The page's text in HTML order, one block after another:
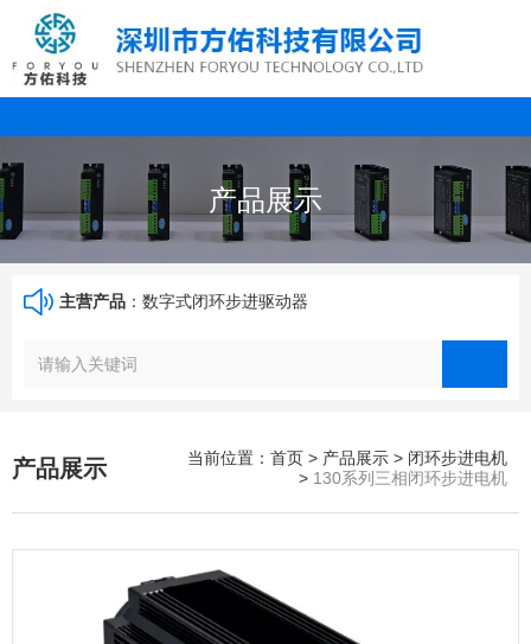
产品展示
主营产品 ：数字式闭环步进驱动器
产品展示 当前位置：首页 > 产品展示 > 闭环步进电机
> 130系列三相闭环步进电机